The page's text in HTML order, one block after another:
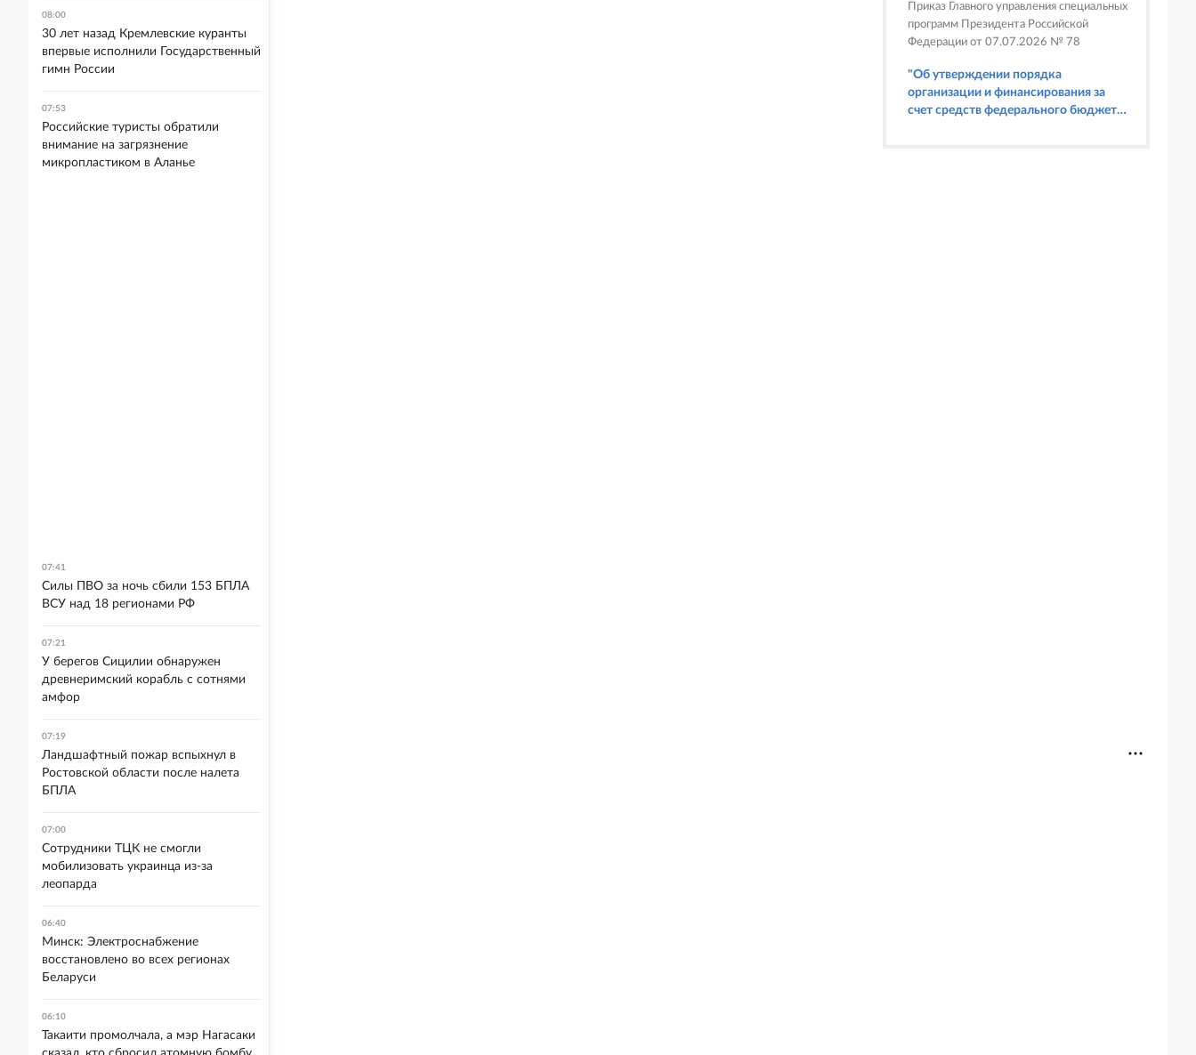
предусмотренных статьями 6.3, 8.1,
9.4, 9.5 и 9.5.1, частью 3 статьи 9.16,
статьей 14.44, частью 1 статьи 19.4,
статьей 19.4.1, частями 6 и 15 статьи
19.5, статьями 19.6 и 19.7, частью 1
статьи 19.26, статьей 19.33, частями 1,
2, 2.1, 6 и 6.1 статьи 20.4 Кодекса
Приказ Главного управления специальных
программ Президента Российской
Федерации от 07.07.2026 № 78
"Об утверждении порядка
организации и финансирования за
счет средств федерального бюджета
08:00
30 лет назад Кремлевские куранты
впервые исполнили Государственный
гимн России
07:53
Российские туристы обратили
внимание на загрязнение
микропластиком в Аланье
07:41
Силы ПВО за ночь сбили 153 БПЛА
ВСУ над 18 регионами РФ
07:21
У берегов Сицилии обнаружен
древнеримский корабль с сотнями
амфор
07:19
Ландшафтный пожар вспыхнул в
Ростовской области после налета
БПЛА
07:00
Сотрудники ТЦК не смогли
мобилизовать украинца из-за
леопарда
06:40
Минск: Электроснабжение
восстановлено во всех регионах
Беларуси
06:10
Такаити промолчала, а мэр Нагасаки